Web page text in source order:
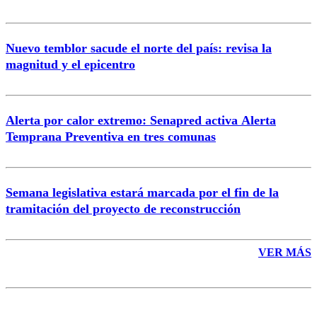
Nuevo temblor sacude el norte del país: revisa la
magnitud y el epicentro
Alerta por calor extremo: Senapred activa Alerta
Temprana Preventiva en tres comunas
Semana legislativa estará marcada por el fin de la
tramitación del proyecto de reconstrucción
VER MÁS